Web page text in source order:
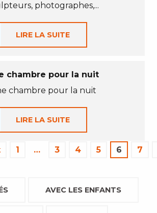
photographes,...
LIRE LA SUITE
chambre pour la nuit
chambre pour la nuit
LIRE LA SUITE
1 … 3 4 5 6 7
AVEC LES ENFANTS